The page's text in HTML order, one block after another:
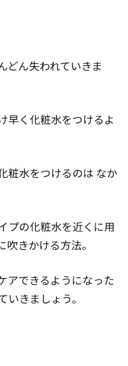
どん失われていきま
早く化粧水をつけるよ
粧水をつけるのは なか
プの化粧水を近くに用
きかける方法。
アできるようになった
いきましょう。